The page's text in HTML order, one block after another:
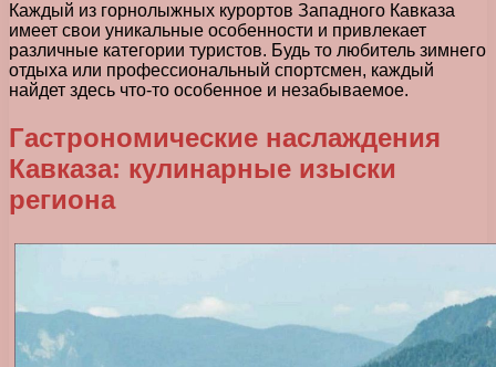
Каждый из горнолыжных курортов Западного Кавказа
имеет свои уникальные особенности и привлекает
различные категории туристов. Будь то любитель зимнего
отдыха или профессиональный спортсмен, каждый
найдет здесь что-то особенное и незабываемое.
Гастрономические наслаждения
Кавказа: кулинарные изыски
региона